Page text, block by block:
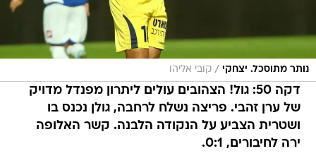
נותר מתוסכל. יצחקי / קובי אליהו
דקה 50: גול! הצהובים עולים ליתרון מפנדל מדויק
של ערן זהבי. פריצה נשלח לרחבה, גולן נכנס בו
ושטרית הצביע על הנקודה הלבנה. קשר האלופה
ירה לחיבורים, 0:1.